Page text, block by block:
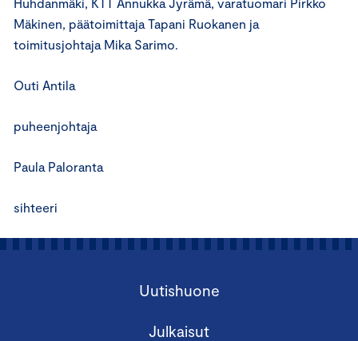
Mäkinen, päätoimittaja Tapani Ruokanen ja
toimitusjohtaja Mika Sarimo.
Outi Antila
puheenjohtaja
Paula Paloranta
sihteeri
Uutishuone
Julkaisut